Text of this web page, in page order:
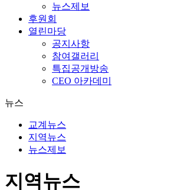
뉴스제보
후원회
열린마당
공지사항
참여갤러리
특집공개방송
CEO 아카데미
뉴스
교계뉴스
지역뉴스
뉴스제보
지역뉴스